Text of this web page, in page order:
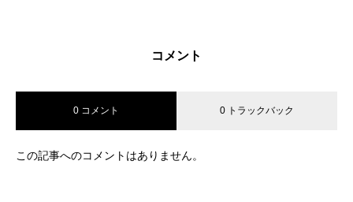
コメント
0 コメント 0 トラックバック
この記事へのコメントはありません。